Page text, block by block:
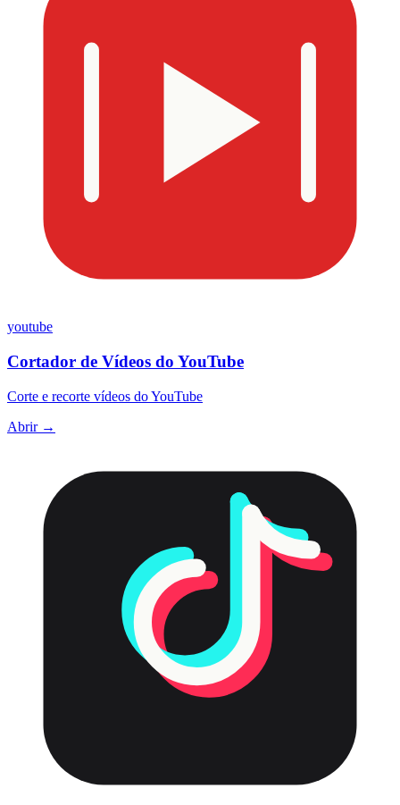
youtube
Cortador de Vídeos do YouTube
Corte e recorte vídeos do YouTube
Abrir →